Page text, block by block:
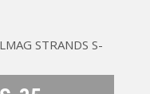
STRANDS S-